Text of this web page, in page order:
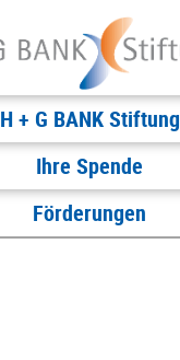
H + G BANK Stiftung
Ihre Spende
Förderungen